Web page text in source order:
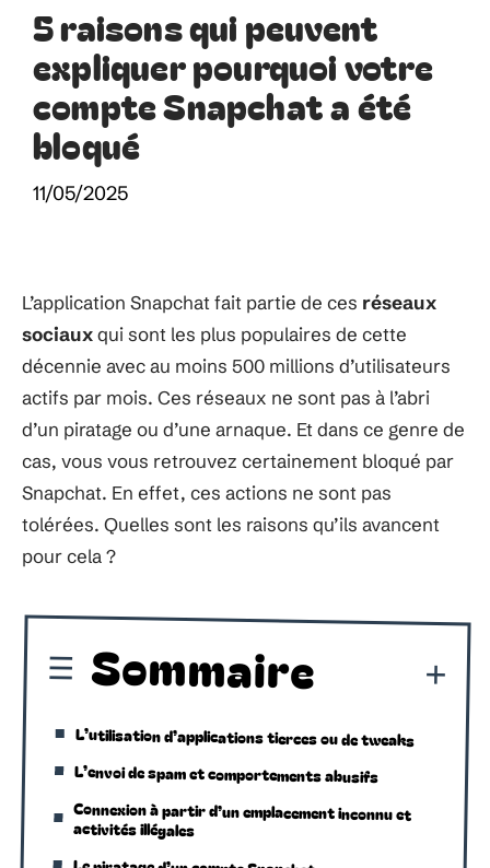
5 raisons qui peuvent
expliquer pourquoi votre
compte Snapchat a été
bloqué
11/05/2025
L’application Snapchat fait partie de ces réseaux
sociauxqui sont les plus populaires de cette
décennie avec au moins 500 millions d’utilisateurs
actifs par mois. Ces réseaux ne sont pas à l’abri
d’un piratage ou d’une arnaque. Et dans ce genre de
cas, vous vous retrouvez certainement bloqué par
Snapchat. En effet, ces actions ne sont pas
tolérées. Quelles sont les raisons qu’ils avancent
pour cela ?
Sommaire
L’utilisation d’applications tierces ou de tweaks
L’envoi de spam et comportements abusifs
Connexion à partir d’un emplacement inconnu et
activités illégales